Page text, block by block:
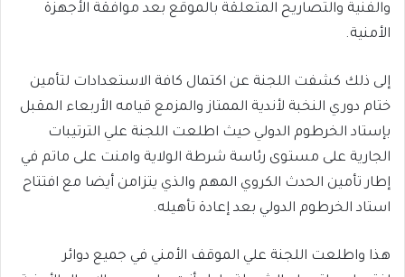
والفنية والتصاريح المتعلقة بالموقع بعد موافقة الأجهزة
الأمنية.
إلى ذلك كشفت اللجنة عن اكتمال كافة الاستعدادات لتأمين
ختام دوري النخبة لأندية الممتاز والمزمع قيامه الأربعاء المقبل
بإستاد الخرطوم الدولي حيث اطلعت اللجنة علي الترتيبات
الجارية على مستوى رئاسة شرطة الولاية وامنت على ماتم في
إطار تأمين الحدث الكروي المهم والذي يتزامن أيضا مع افتتاح
استاد الخرطوم الدولي بعد إعادة تأهيله.
هذا واطلعت اللجنة علي الموقف الأمني في جميع دوائر